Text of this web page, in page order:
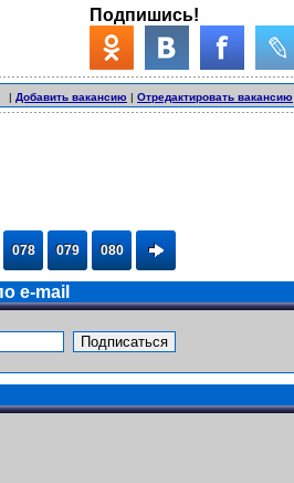
Подпишись!
| Добавить вакансию | Отредактировать вакансию
078 079 080
e-mail